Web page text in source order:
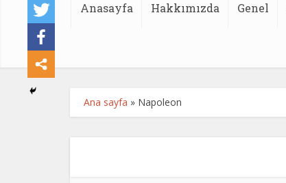
Anasayfa Hakkımızda Genel
Ana sayfa » Napoleon